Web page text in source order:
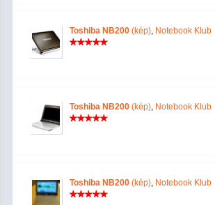
Toshiba NB200 (kép), Notebook Klub
Toshiba NB200 (kép), Notebook Klub
Toshiba NB200 (kép), Notebook Klub